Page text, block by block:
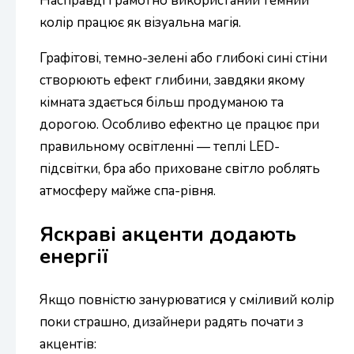
колір працює як візуальна магія.
Графітові, темно-зелені або глибокі сині стіни
створюють ефект глибини, завдяки якому
кімната здається більш продуманою та
дорогою. Особливо ефектно це працює при
правильному освітленні — теплі LED-
підсвітки, бра або приховане світло роблять
атмосферу майже спа-рівня.
Яскраві акценти додають
енергії
Якщо повністю занурюватися у сміливий колір
поки страшно, дизайнери радять почати з
акцентів: